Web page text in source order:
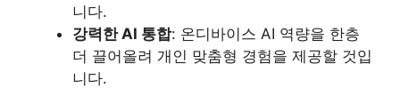
니다.
강력한 AI 통합: 온디바이스 AI 역량을 한층
더 끌어올려 개인 맞춤형 경험을 제공할 것입
니다.